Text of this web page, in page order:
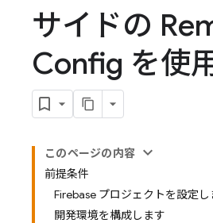
サイドの
Config を使
このページの内容
前提条件
Firebase プロジェクトを設定し
開発環境を構成します